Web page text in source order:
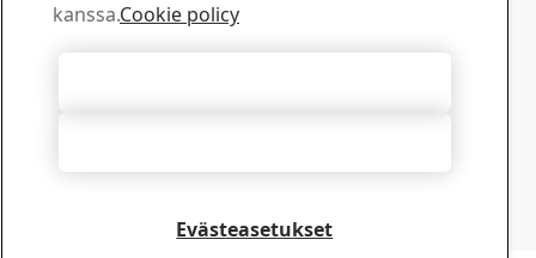
Selaa yhteyshenkilöitä
Latauskeskus
kanssa.Cookie policy
Evästeasetukset